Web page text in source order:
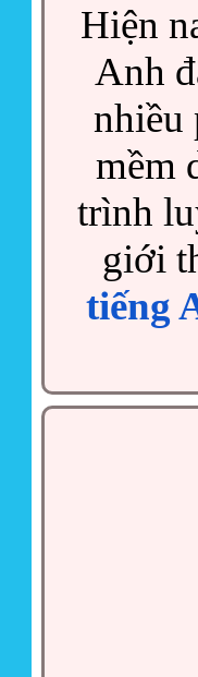
Hiện
Anh
nhiều
mềm
trình
giới
tiếng